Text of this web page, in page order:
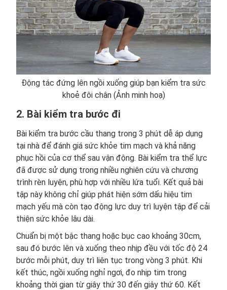
Động tác đứng lên ngồi xuống giúp bạn kiểm tra sức
khoẻ đôi chân (Ảnh minh hoạ)
2. Bài kiểm tra bước đi
Bài kiểm tra bước cầu thang trong 3 phút dễ áp dụng
tại nhà để đánh giá sức khỏe tim mạch và khả năng
phục hồi của cơ thể sau vận động. Bài kiểm tra thể lực
đã được sử dụng trong nhiều nghiên cứu và chương
trình rèn luyện, phù hợp với nhiều lứa tuổi. Kết quả bài
tập này không chỉ giúp phát hiện sớm dấu hiệu tim
mạch yếu mà còn tạo động lực duy trì luyện tập để cải
thiện sức khỏe lâu dài.
Chuẩn bị một bậc thang hoặc bục cao khoảng 30cm,
sau đó bước lên và xuống theo nhịp đều với tốc độ 24
bước mỗi phút, duy trì liên tục trong vòng 3 phút. Khi
kết thúc, ngồi xuống nghỉ ngơi, đo nhịp tim trong
khoảng thời gian từ giây thứ 30 đến giây thứ 60. Kết